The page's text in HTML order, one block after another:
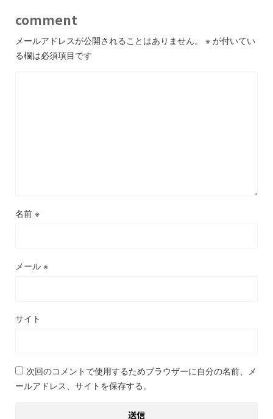
comment
メールアドレスが公開されることはありません。 ※ が付いてい
る欄は必須項目です
名前 ※
メール ※
サイト
次回のコメントで使用するためブラウザーに自分の名前、メ
ールアドレス、サイトを保存する。